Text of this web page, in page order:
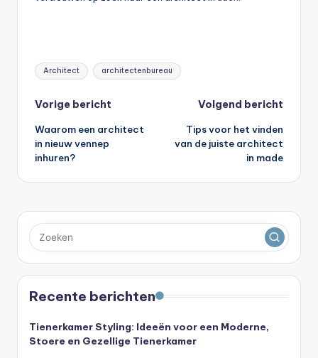
Tags:
Architect architectenbureau
Bericht
navigatie
Vorige bericht
Waarom een architect
in nieuw vennep
inhuren?
Volgend bericht
Tips voor het vinden
van de juiste architect
in made
Recente berichten
Tienerkamer Styling: Ideeën voor een Moderne,
Stoere en Gezellige Tienerkamer